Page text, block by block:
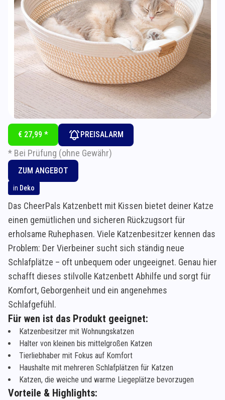
€ 27,99 * PREISALARM
* Bei Prüfung (ohne Gewähr)
ZUM ANGEBOT
in Deko
Das CheerPals Katzenbett mit Kissen bietet deiner Katze
einen gemütlichen und sicheren Rückzugsort für
erholsame Ruhephasen. Viele Katzenbesitzer kennen das
Problem: Der Vierbeiner sucht sich ständig neue
Schlafplätze – oft unbequem oder ungeeignet. Genau hier
schafft dieses stilvolle Katzenbett Abhilfe und sorgt für
Komfort, Geborgenheit und ein angenehmes
Schlafgefühl.
Für wen ist das Produkt geeignet:
Katzenbesitzer mit Wohnungskatzen
Halter von kleinen bis mittelgroßen Katzen
Tierliebhaber mit Fokus auf Komfort
Haushalte mit mehreren Schlafplätzen für Katzen
Katzen, die weiche und warme Liegeplätze bevorzugen
Vorteile & Highlights: